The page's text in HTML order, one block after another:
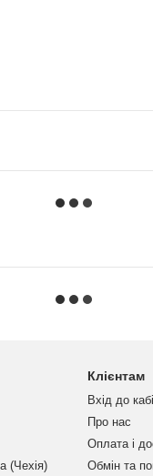
(Чехія)
Клієнтам
Вхід до
Про нас
Оплата і
Обмін та